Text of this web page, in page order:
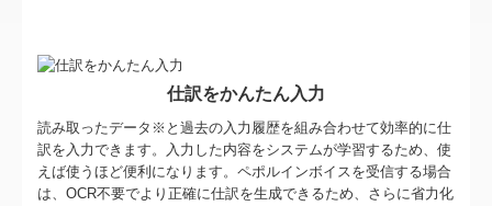
仕訳をかんたん入力
読み取ったデータ※と過去の入力履歴を組み合わせて効率的に仕
訳を入力できます。入力した内容をシステムが学習するため、使
えば使うほど便利になります。ペポルインボイスを受信する場合
は、OCR不要でより正確に仕訳を生成できるため、さらに省力化